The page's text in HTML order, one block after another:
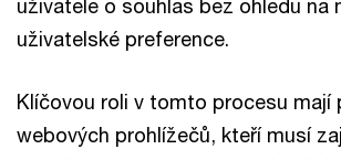
uživatele o souhlas bez ohledu na
uživatelské preference.
Klíčovou roli v tomto procesu mají
webových prohlížečů, kteří musí